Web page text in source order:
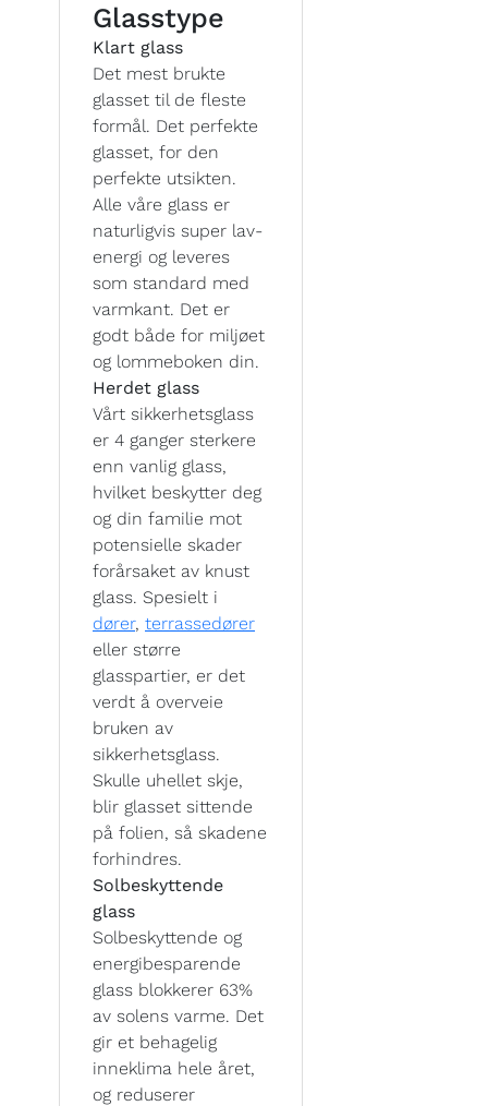
Glasstype
Klart glass
Det mest brukte
glasset til de fleste
formål. Det perfekte
glasset, for den
perfekte utsikten.
Alle våre glass er
naturligvis super lav-
energi og leveres
som standard med
varmkant. Det er
godt både for miljøet
og lommeboken din.
Herdet glass
Vårt sikkerhetsglass
er 4 ganger sterkere
enn vanlig glass,
hvilket beskytter deg
og din familie mot
potensielle skader
forårsaket av knust
glass. Spesielt i
dører, terrassedører
eller større
glasspartier, er det
verdt å overveie
bruken av
sikkerhetsglass.
Skulle uhellet skje,
blir glasset sittende
på folien, så skadene
forhindres.
Solbeskyttende
glass
Solbeskyttende og
energibesparende
glass blokkerer 63%
av solens varme. Det
gir et behagelig
inneklima hele året,
og reduserer